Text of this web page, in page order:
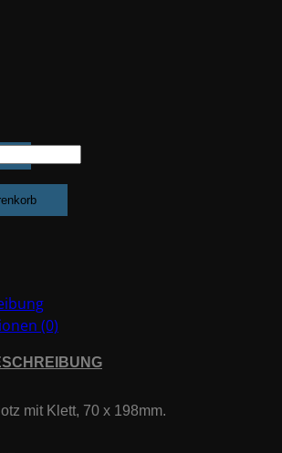
(0)
mit Klett, 70 x 198mm.